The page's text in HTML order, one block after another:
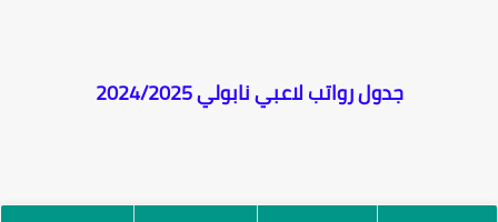
جدول رواتب لاعبي نابولي 2024/2025